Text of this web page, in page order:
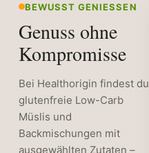
BEWUSST GENIESSEN
Genuss ohne
Kompromisse
Bei Healthorigin findest du
glutenfreie Low-Carb
Müslis und
Backmischungen mit
ausgewählten Zutaten –